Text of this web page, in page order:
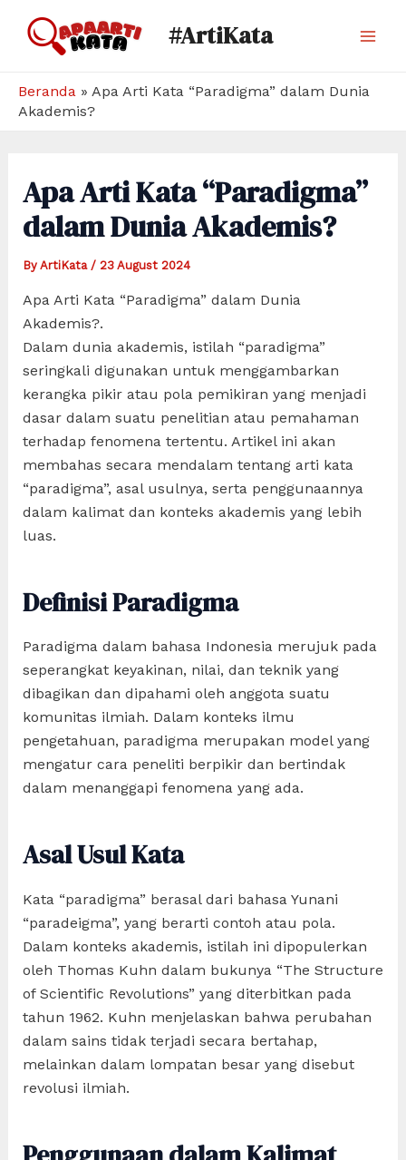
#ArtiKata
Beranda » Apa Arti Kata “Paradigma” dalam Dunia
Akademis?
Apa Arti Kata “Paradigma”
dalam Dunia Akademis?
By ArtiKata / 23 August 2024
Apa Arti Kata “Paradigma” dalam Dunia
Akademis?.
Dalam dunia akademis, istilah “paradigma”
seringkali digunakan untuk menggambarkan
kerangka pikir atau pola pemikiran yang menjadi
dasar dalam suatu penelitian atau pemahaman
terhadap fenomena tertentu. Artikel ini akan
membahas secara mendalam tentang arti kata
“paradigma”, asal usulnya, serta penggunaannya
dalam kalimat dan konteks akademis yang lebih
luas.
Definisi Paradigma
Paradigma dalam bahasa Indonesia merujuk pada
seperangkat keyakinan, nilai, dan teknik yang
dibagikan dan dipahami oleh anggota suatu
komunitas ilmiah. Dalam konteks ilmu
pengetahuan, paradigma merupakan model yang
mengatur cara peneliti berpikir dan bertindak
dalam menanggapi fenomena yang ada.
Asal Usul Kata
Kata “paradigma” berasal dari bahasa Yunani
“paradeigma”, yang berarti contoh atau pola.
Dalam konteks akademis, istilah ini dipopulerkan
oleh Thomas Kuhn dalam bukunya “The Structure
of Scientific Revolutions” yang diterbitkan pada
tahun 1962. Kuhn menjelaskan bahwa perubahan
dalam sains tidak terjadi secara bertahap,
melainkan dalam lompatan besar yang disebut
revolusi ilmiah.